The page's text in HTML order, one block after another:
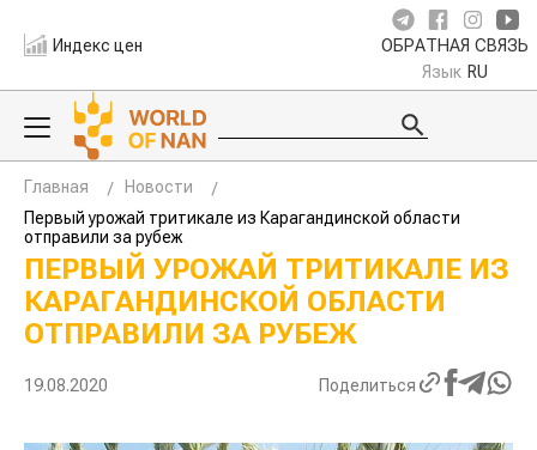
Индекс цен ОБРАТНАЯ СВЯЗЬ
Язык RU
Главная
Новости
Первый урожай тритикале из Карагандинской области
отправили за рубеж
ПЕРВЫЙ УРОЖАЙ ТРИТИКАЛЕ ИЗ
КАРАГАНДИНСКОЙ ОБЛАСТИ
ОТПРАВИЛИ ЗА РУБЕЖ
19.08.2020 Поделиться